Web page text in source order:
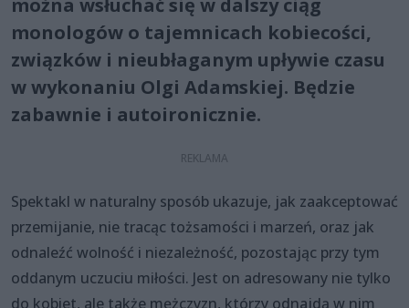
można wsłuchać się w dalszy ciąg
monologów o tajemnicach kobiecości,
związków i nieubłaganym upływie czasu
w wykonaniu Olgi Adamskiej. Będzie
zabawnie i autoironicznie.
Spektakl w naturalny sposób ukazuje, jak zaakceptować
przemijanie, nie tracąc tożsamości i marzeń, oraz jak
odnaleźć wolność i niezależność, pozostając przy tym
oddanym uczuciu miłości. Jest on adresowany nie tylko
do kobiet, ale także mężczyzn, którzy odnajdą w nim